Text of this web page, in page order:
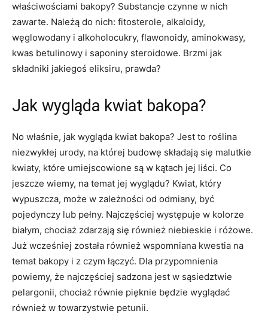
właściwościami bakopy? Substancje czynne w nich
zawarte. Należą do nich: fitosterole, alkaloidy,
węglowodany i alkoholocukry, flawonoidy, aminokwasy,
kwas betulinowy i saponiny steroidowe. Brzmi jak
składniki jakiegoś eliksiru, prawda?
Jak wygląda kwiat bakopa?
No właśnie, jak wygląda kwiat bakopa? Jest to roślina
niezwykłej urody, na której budowę składają się malutkie
kwiaty, które umiejscowione są w kątach jej liści. Co
jeszcze wiemy, na temat jej wyglądu? Kwiat, który
wypuszcza, może w zależności od odmiany, być
pojedynczy lub pełny. Najczęściej występuje w kolorze
białym, chociaż zdarzają się również niebieskie i różowe.
Już wcześniej została również wspomniana kwestia na
temat bakopy i z czym łączyć. Dla przypomnienia
powiemy, że najczęściej sadzona jest w sąsiedztwie
pelargonii, chociaż równie pięknie będzie wyglądać
również w towarzystwie petunii.